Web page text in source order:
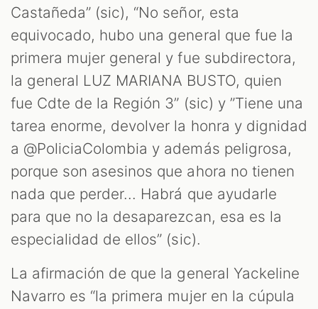
Castañeda” (sic), “No señor, esta
equivocado, hubo una general que fue la
primera mujer general y fue subdirectora,
la general LUZ MARIANA BUSTO, quien
fue Cdte de la Región 3” (sic) y ”Tiene una
tarea enorme, devolver la honra y dignidad
a @PoliciaColombia y además peligrosa,
porque son asesinos que ahora no tienen
nada que perder... Habrá que ayudarle
para que no la desaparezcan, esa es la
especialidad de ellos” (sic).
La afirmación de que la general Yackeline
Navarro es “la primera mujer en la cúpula